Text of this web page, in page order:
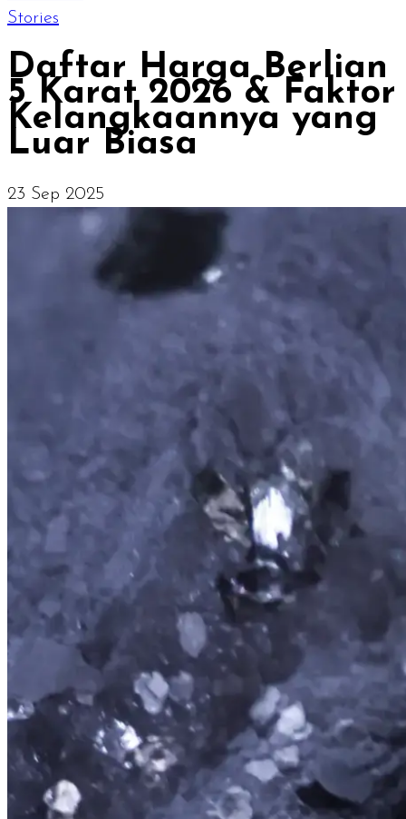
Stories
Daftar Harga Berlian
5 Karat 2026 & Faktor
Kelangkaannya yang
Luar Biasa
23 Sep 2025